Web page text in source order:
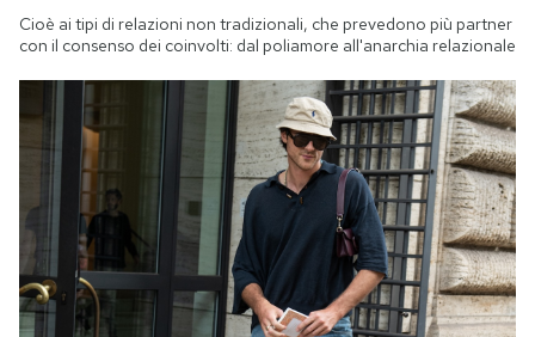
Cioè ai tipi di relazioni non tradizionali, che prevedono più partner
con il consenso dei coinvolti: dal poliamore all'anarchia relazionale